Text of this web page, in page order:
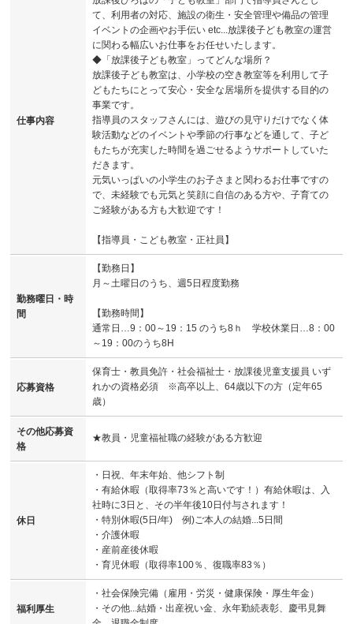
仕事内容
て、利用者の対応、施設の衛生・安全管理や備品の管理
イベントの企画やお手伝い etc...放課後子ども教室の運営
に関わる幅広いお仕事をお任せいたします。
◆「放課後子ども教室」ってどんな場所？
放課後子ども教室は、小学校の空き教室等を利用して子
どもたちにとって安心・安全な居場所を提供する目的の
事業です。
指導員のスタッフさんには、遊びの見守りだけでなく体
験活動などのイベントや季節の行事などを通して、子ど
もたちが充実した時間を過ごせるようサポートしていた
だきます。
元気いっぱいの小学生のお子さまと関わるお仕事ですの
で、未経験でも元気と笑顔に自信のある方や、子育ての
ご経験がある方も大歓迎です！
【指導員・こども教室・正社員】
勤務曜日・時
間
【勤務日】
月～土曜日のうち、週5日程度勤務
【勤務時間】
通常日…9：00～19：15 のうち8ｈ 学校休業日…8：00
～19：00のうち8H
応募資格
保育士・教員免許・社会福祉士・放課後児童支援員 いず
れかの資格必須 ※高卒以上、64歳以下の方（定年65
歳）
その他応募資
格
★教員・児童福祉職の経験がある方歓迎
休日
・日祝、年末年始、他シフト制
・有給休暇（取得率73％と高いです！）有給休暇は、入
社時に3日と、その半年後10日付与されます！
・特別休暇(5日/年) 例)ご本人の結婚...5日間
・介護休暇
・産前産後休暇
・育児休暇（取得率100％、復職率83％）
福利厚生
・社会保険完備（雇用・労災・健康保険・厚生年金）
・その他...結婚・出産祝い金、永年勤続表彰、慶弔見舞